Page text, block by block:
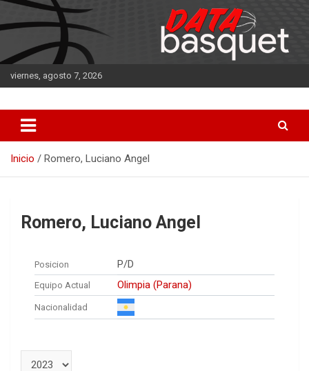
Saltar
al
contenido
viernes, agosto 7, 2026
DATA Basquet
Inicio Romero, Luciano Angel
Romero, Luciano Angel
Posicion P/D
Equipo Actual Olimpia (Parana)
Nacionalidad